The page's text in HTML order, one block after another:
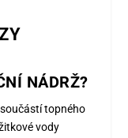
NÁDRŽ?
topného
vody